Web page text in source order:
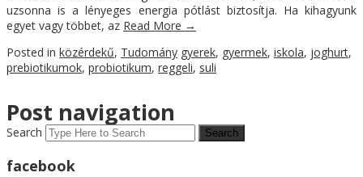
uzsonna is a lényeges energia pótlást biztosítja. Ha kihagyunk
egyet vagy többet, az Read More →
Posted in közérdekű, Tudomány gyerek, gyermek, iskola, joghurt,
prebiotikumok, probiotikum, reggeli, suli
Post navigation
Search
facebook